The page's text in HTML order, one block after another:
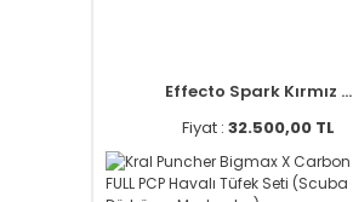
Effecto Spark Kırmız ...
Fiyat : 32.500,00 TL